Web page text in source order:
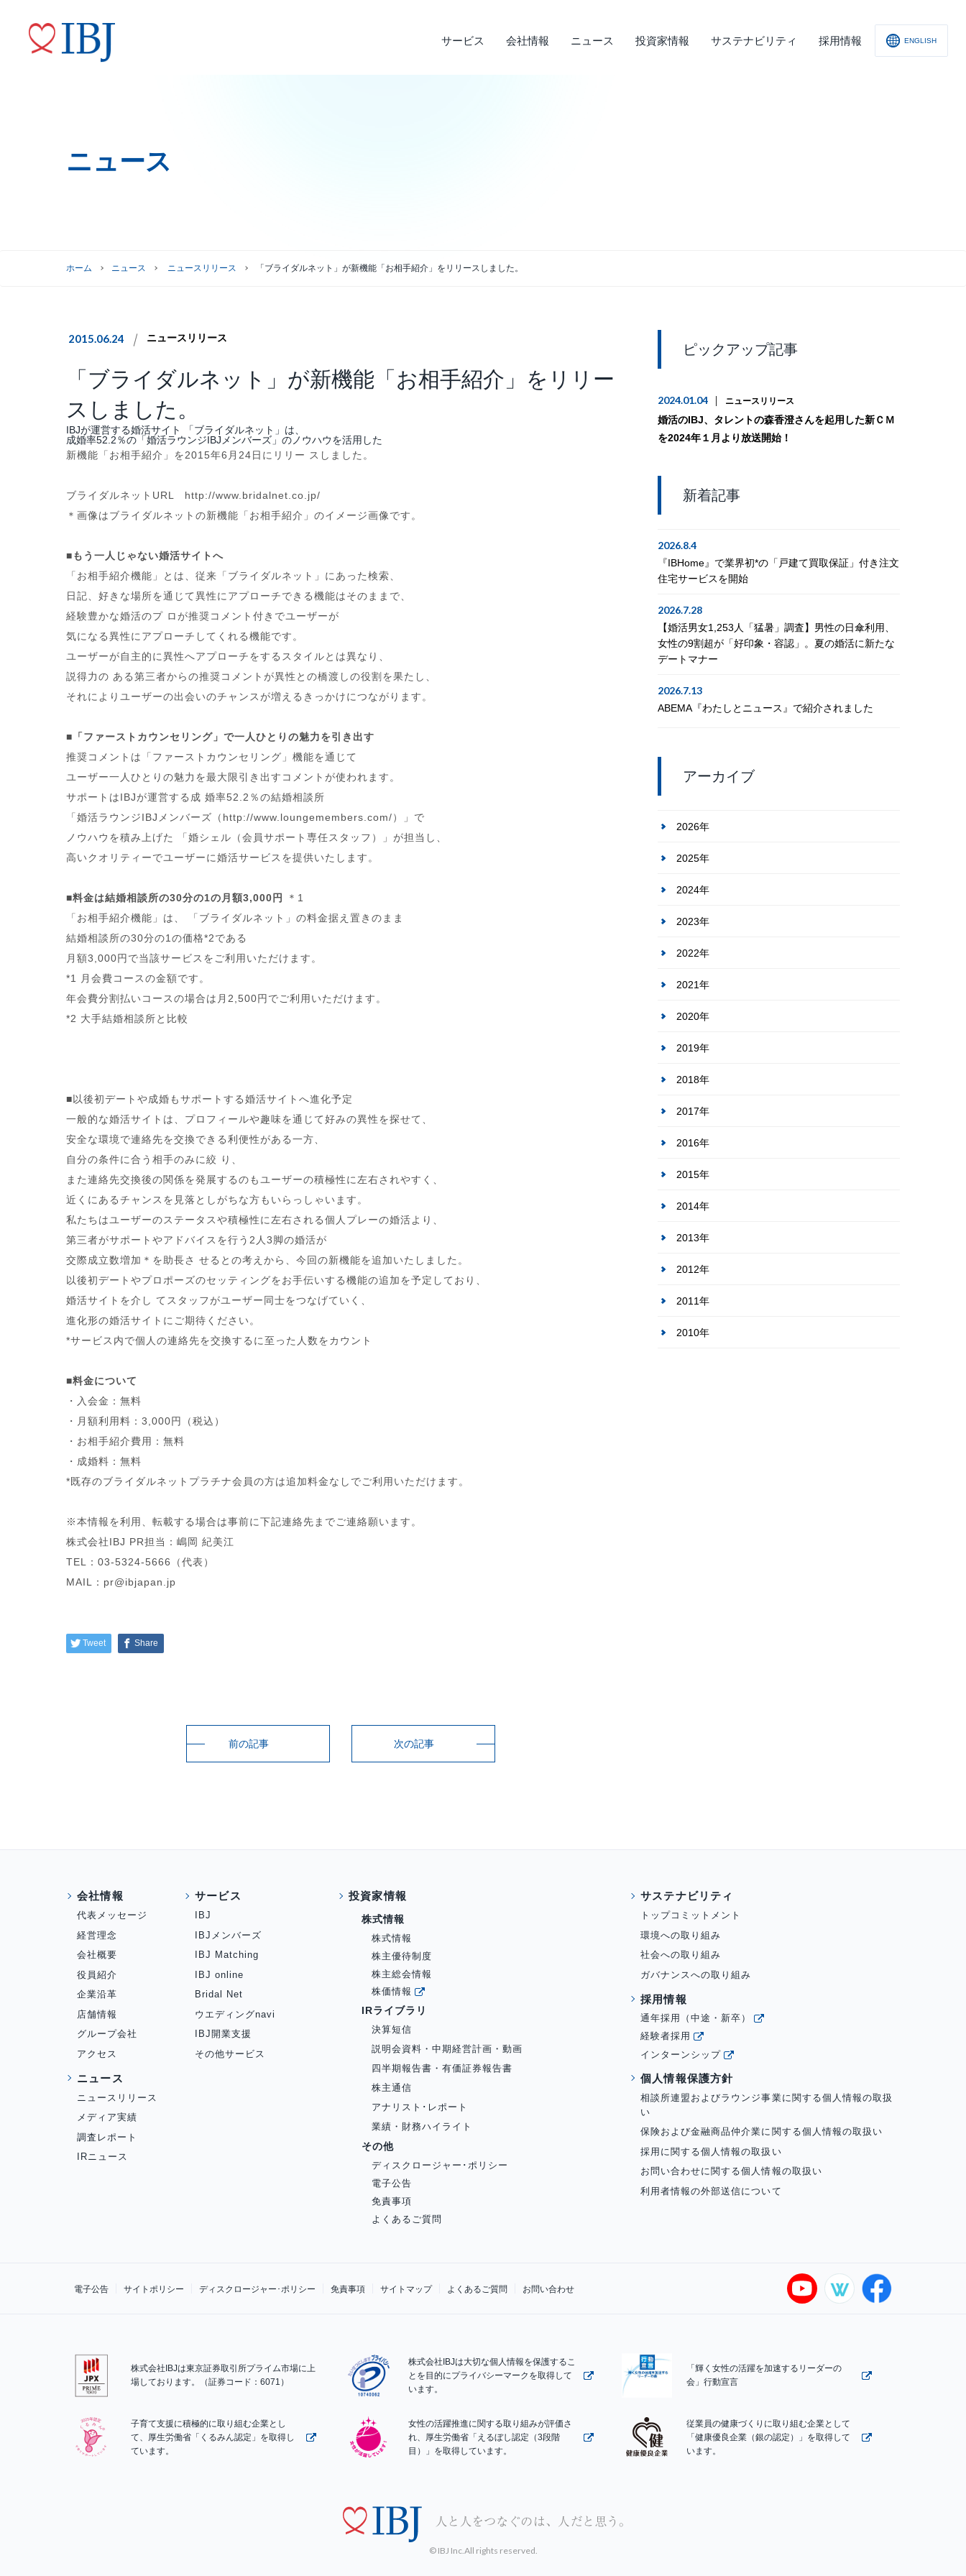
サービス
婚活サービス
会社情報
代表メッセージ
ニュース
ニュースリリース
投資家情報
株式情報
株主総会情報 四半期報告書・有価証券報告書
サステナビリティ
トップコミットメント
採用情報 ENGLISH
ニュース
ホーム ニュース ニュースリリース 「ブライダルネット」が新機能「お相手紹介」をリリースしました。
2015.06.24 ニュースリリース
「ブライダルネット」が新機能「お相手紹介」をリリー
スしました。
IBJが運営する婚活サイト 「ブライダルネット」は、
成婚率52.2％の「婚活ラウンジIBJメンバーズ」のノウハウを活用した
新機能「お相手紹介」を2015年6月24日にリリー スしました。
ブライダルネットURL http://www.bridalnet.co.jp/
＊画像はブライダルネットの新機能「お相手紹介」のイメージ画像です。
■もう一人じゃない婚活サイトへ
「お相手紹介機能」とは、従来「ブライダルネット」にあった検索、
日記、好きな場所を通じて異性にアプローチできる機能はそのままで、
経験豊かな婚活のプ ロが推奨コメント付きでユーザーが
気になる異性にアプローチしてくれる機能です。
ユーザーが自主的に異性へアプローチをするスタイルとは異なり、
説得力の ある第三者からの推奨コメントが異性との橋渡しの役割を果たし、
それによりユーザーの出会いのチャンスが増えるきっかけにつながります。
■「ファーストカウンセリング」で一人ひとりの魅力を引き出す
推奨コメントは「ファーストカウンセリング」機能を通じて
ユーザー一人ひとりの魅力を最大限引き出すコメントが使われます。
サポートはIBJが運営する成 婚率52.2％の結婚相談所
「婚活ラウンジIBJメンバーズ（http://www.loungemembers.com/）」で
ノウハウを積み上げた 「婚シェル（会員サポート専任スタッフ）」が担当し、
高いクオリティーでユーザーに婚活サービスを提供いたします。
■料金は結婚相談所の30分の1の月額3,000円
＊1
「お相手紹介機能」は、 「ブライダルネット」の料金据え置きのまま
結婚相談所の30分の1の価格*2である
月額3,000円で当該サービスをご利用いただけます。
*1 月会費コースの金額です。
年会費分割払いコースの場合は月2, 500円でご利用いただけます。
*2 大手結婚相談所と比較
■以後初デートや成婚もサポートする婚活サイトへ進化予定
一般的な婚活サイトは、プロフィールや趣味を通じて好みの異性を探せて、
安全な環境で連絡先を交換できる利便性がある一方、
自分の条件に合う相手のみに絞 り、
また連絡先交換後の関係を発展するのもユーザーの積極性に左右されやすく、
近くにあるチャンスを見落としがちな方もいらっしゃいます。
私たちはユーザーのステータスや積極性に左右される個人プレーの婚活より、
第三者がサポートやアドバイスを行う2人3脚の婚活が
交際成立数増加＊を助長さ せるとの考えから、今回の新機能を追加いたしました。
以後初デートやプロポーズのセッティングをお手伝いする機能の追加を予定しており、
婚活サイトを介し てスタッフがユーザー同士をつなげていく、
進化形の婚活サイトにご期待ください。
*サービス内で個人の連絡先を交換するに至った人数をカウント
■料金について
・入会金：無料
・月額利用料：3,000円（税込）
・お相手紹介費用：無料
・成婚料：無料
*既存のブライダルネットプラチナ会員の方は追加料金なしでご利用いただけます。
※本情報を利用、転載する場合は事前に下記連絡先までご連絡願います。
株式会社IBJ PR担当：嶋岡 紀美江
TEL：03-5324-5666（代表）
MAIL：pr@ibjapan.jp
Tweet Share
前の記事 次の記事
ピックアップ記事
2024.01.04 ニュースリリース
婚活のIBJ、タレントの森香澄さんを起用した新ＣＭ
を2024年１月より放送開始！
新着記事
2026.8.4
『IBHome』で業界初*の「戸建て買取保証」付き注文
住宅サービスを開始
2026.7.28
【婚活男女1,253人「猛暑」調査】男性の日傘利用、
女性の9割超が「好印象・容認」。夏の婚活に新たな
デートマナー
2026.7.13
ABEMA『わたしとニュース』で紹介されました
アーカイブ
2026年
2025年
2024年
2023年
2022年
2021年
2020年
2019年
2018年
2017年
2016年
2015年
2014年
2013年
2012年
2011年
2010年
会社情報
代表メッセージ
経営理念
会社概要
役員紹介
企業沿革
店舗情報
グループ会社
アクセス
ニュース
ニュースリリース
メディア実績
調査レポート
IRニュース
サービス
IBJ
IBJメンバーズ
IBJ Matching
IBJ online
Bridal Net
ウエディングnavi
IBJ開業支援
その他サービス
投資家情報
株式情報
株式情報
株主優待制度
株主総会情報
株価情報
IRライブラリ
決算短信
説明会資料・中期経営計画・動画
四半期報告書・有価証券報告書
株主通信
アナリスト･レポート
業績・財務ハイライト
その他
ディスクロージャー･ポリシー
電子公告
免責事項
よくあるご質問
サステナビリティ
トップコミットメント
環境への取り組み
社会への取り組み
ガバナンスへの取り組み
採用情報
通年採用（中途・新卒）
経験者採用
インターンシップ
個人情報保護方針
相談所連盟およびラウンジ事業に関する個人情報の取扱
い
保険および金融商品仲介業に関する個人情報の取扱い
採用に関する個人情報の取扱い
お問い合わせに関する個人情報の取扱い
利用者情報の外部送信について
電子公告 サイトポリシー ディスクロージャー･ポリシー 免責事項 サイトマップ よくあるご質問 お問い合わせ
株式会社IBJは東京証券取引所プライム市場に上
場しております。（証券コード：6071）
株式会社IBJは大切な個人情報を保護するこ
とを目的にプライバシーマークを取得して
います。
「輝く女性の活躍を加速するリーダーの
会」行動宣言
子育て支援に積極的に取り組む企業とし
て、厚生労働省「くるみん認定」を取得し
ています。
女性の活躍推進に関する取り組みが評価さ
れ、厚生労働省「えるぼし認定（3段階
目）」を取得しています。
従業員の健康づくりに取り組む企業として
「健康優良企業（銀の認定）」を取得して
います。
© IBJ Inc.All rights reserved.